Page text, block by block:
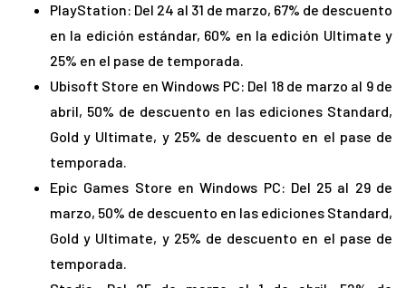
PlayStation: Del 24 al 31 de marzo, 67% de descuento
en la edición estándar, 60% en la edición Ultimate y
25% en el pase de temporada.
Ubisoft Store en Windows PC: Del 18 de marzo al 9 de
abril, 50% de descuento en las ediciones Standard,
Gold y Ultimate, y 25% de descuento en el pase de
temporada.
Epic Games Store en Windows PC: Del 25 al 29 de
marzo, 50% de descuento en las ediciones Standard,
Gold y Ultimate, y 25% de descuento en el pase de
temporada.